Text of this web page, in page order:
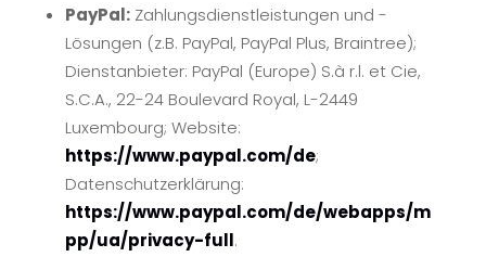
PayPal:Zahlungsdienstleistungen und -
Lösungen (z.B. PayPal, PayPal Plus, Braintree);
Dienstanbieter: PayPal (Europe) S.à r.l. et Cie,
S.C.A., 22-24 Boulevard Royal, L-2449
Luxembourg; Website:
https://www.paypal.com/de;
Datenschutzerklärung:
https://www.paypal.com/de/webapps/m
pp/ua/privacy-full.